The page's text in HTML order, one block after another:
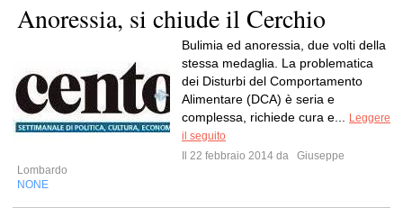
Anoressia, si chiude il Cerchio
Bulimia ed anoressia, due volti della
stessa medaglia. La problematica
dei Disturbi del Comportamento
Alimentare (DCA) è seria e
complessa, richiede cura e...
Leggere
il seguito
Il 22 febbraio 2014 da
Giuseppe
Lombardo
NONE